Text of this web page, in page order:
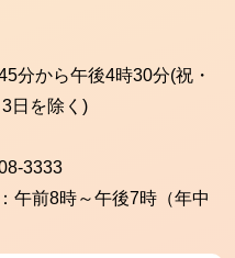
分から午後4時30分(祝・
日を除く)
3333
午前8時～午後7時（年中